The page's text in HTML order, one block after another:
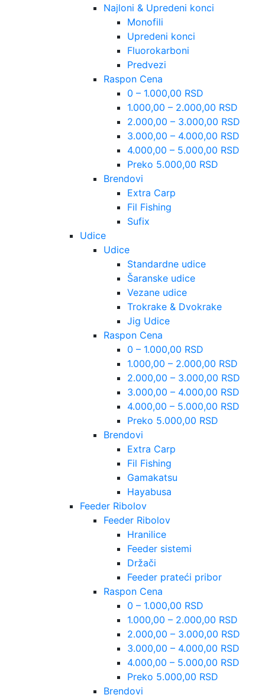
Najloni & Upredeni konci
Monofili
Upredeni konci
Fluorokarboni
Predvezi
Raspon Cena
0 – 1.000,00 RSD
1.000,00 – 2.000,00 RSD
2.000,00 – 3.000,00 RSD
3.000,00 – 4.000,00 RSD
4.000,00 – 5.000,00 RSD
Preko 5.000,00 RSD
Brendovi
Extra Carp
Fil Fishing
Sufix
Udice
Udice
Standardne udice
Šaranske udice
Vezane udice
Trokrake & Dvokrake
Jig Udice
Raspon Cena
0 – 1.000,00 RSD
1.000,00 – 2.000,00 RSD
2.000,00 – 3.000,00 RSD
3.000,00 – 4.000,00 RSD
4.000,00 – 5.000,00 RSD
Preko 5.000,00 RSD
Brendovi
Extra Carp
Fil Fishing
Gamakatsu
Hayabusa
Feeder Ribolov
Feeder Ribolov
Hranilice
Feeder sistemi
Držači
Feeder prateći pribor
Raspon Cena
0 – 1.000,00 RSD
1.000,00 – 2.000,00 RSD
2.000,00 – 3.000,00 RSD
3.000,00 – 4.000,00 RSD
4.000,00 – 5.000,00 RSD
Preko 5.000,00 RSD
Brendovi